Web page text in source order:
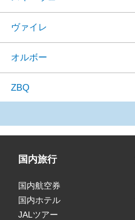
ヴァイレ
オルボー
ZBQ
国内旅行
国内航空券
国内ホテル
JALツアー